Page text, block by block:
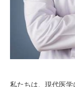
私たちは、現代医